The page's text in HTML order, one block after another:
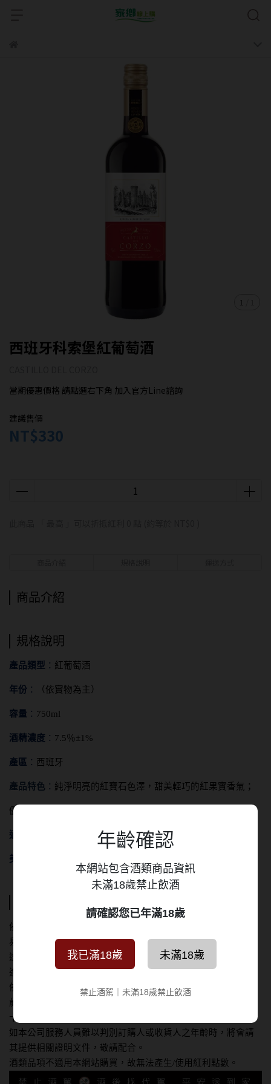
1
西班牙科索堡紅葡萄酒
當期優惠價格 請點選右下角 加入官方Line諮詢
建議售價
NT$330
商品介紹
規格說明
產品類型 ： 紅 葡萄酒
年份 ： （依實物為主）
容量 ： 750ml
酒精濃度 ： 7.5％±1%
產區 ： 西班牙
產品特色 ： 純淨明亮的紅寶石色澤，甜美輕巧的紅果實香氣；
優雅細緻的口感表現，令人回味無窮。
適飲溫度 ℃
美食搭配
依據相關法令規定，本網站僅提供商品資訊，恕不提供線上交
易服務。
透過本網站提供「聯絡店家」之功能詢問後，將會有專人與您
進行聯絡、確認您所有興趣之商品。
依據相關法令規定，本公司之酒類商品不得售予年齡未滿十八
歲之青少年。確認訂購時請務必確認訂購人及收貨人均為年滿
十八歲以上之成年人。
如本公司服務人員難以判別訂購人或收貨人之年齡時，將會請
其提供相關證明文件，敬請配合。
酒類品項不適用本網站購買，故無法產生/使用紅利點數。
年齡確認
本網站包含酒類商品資訊
未滿18歲禁止飲酒
請確認您已年滿18歲
我已滿18歲 未滿18歲
禁止酒駕｜未滿18歲禁止飲酒